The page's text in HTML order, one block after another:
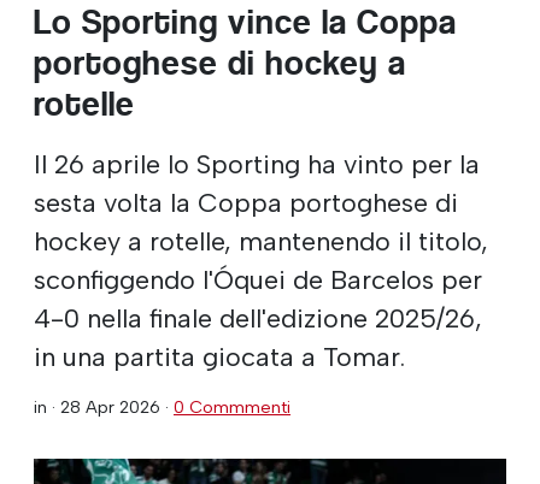
Lo Sporting vince la Coppa
portoghese di hockey a
rotelle
Il 26 aprile lo Sporting ha vinto per la
sesta volta la Coppa portoghese di
hockey a rotelle, mantenendo il titolo,
sconfiggendo l'Óquei de Barcelos per
4-0 nella finale dell'edizione 2025/26,
in una partita giocata a Tomar.
in · 28 Apr 2026 · 0 Commmenti